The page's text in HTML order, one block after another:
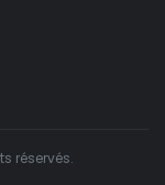
réservés.